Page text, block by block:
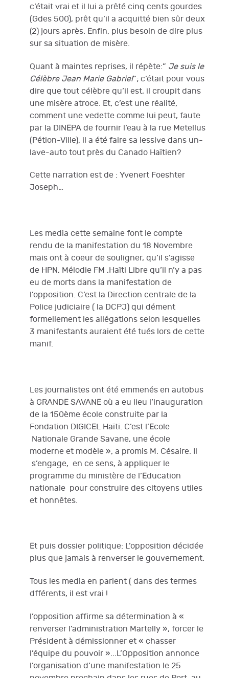
c’était vrai et il lui a prêté cinq cents gourdes
(Gdes 500), prêt qu’il a acquitté bien sûr deux
(2) jours après. Enfin, plus besoin de dire plus
sur sa situation de misère.
Quant à maintes reprises, il répète:” Je suis le
Célèbre Jean Marie Gabriel”; c’était pour vous
dire que tout célèbre qu’il est, il croupit dans
une misère atroce. Et, c’est une réalité,
comment une vedette comme lui peut, faute
par la DINEPA de fournir l’eau à la rue Metellus
(Pétion-Ville), il a été faire sa lessive dans un-
lave-auto tout près du Canado Haïtien?
Cette narration est de : Yvenert Foeshter
Joseph…
Les media cette semaine font le compte
rendu de la manifestation du 18 Novembre
mais ont à coeur de souligner, qu’il s’agisse
de HPN, Mélodie FM ,Haïti Libre qu’il n’y a pas
eu de morts dans la manifestation de
l’opposition. C’est la Direction centrale de la
Police judiciaire ( la DCPJ) qui dément
formellement les allégations selon lesquelles
3 manifestants auraient été tués lors de cette
manif.
Les journalistes ont été emmenés en autobus
à GRANDE SAVANE où a eu lieu l’inauguration
de la 150ème école construite par la
Fondation DIGICEL Haïti. C’est l’Ecole
Nationale Grande Savane, une école
moderne et modèle », a promis M. Césaire. Il
s’engage, en ce sens, à appliquer le
programme du ministère de l’Education
nationale pour construire des citoyens utiles
et honnêtes.
Et puis dossier politique: L’opposition décidée
plus que jamais à renverser le gouvernement.
Tous les media en parlent ( dans des termes
dfférents, il est vrai !
l’opposition affirme sa détermination à «
renverser l’administration Martelly », forcer le
Président à démissionner et « chasser
l’équipe du pouvoir »...L’Opposition annonce
l’organisation d’une manifestation le 25